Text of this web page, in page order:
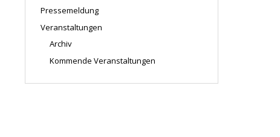
Pressemeldung
Veranstaltungen
Archiv
Kommende Veranstaltungen